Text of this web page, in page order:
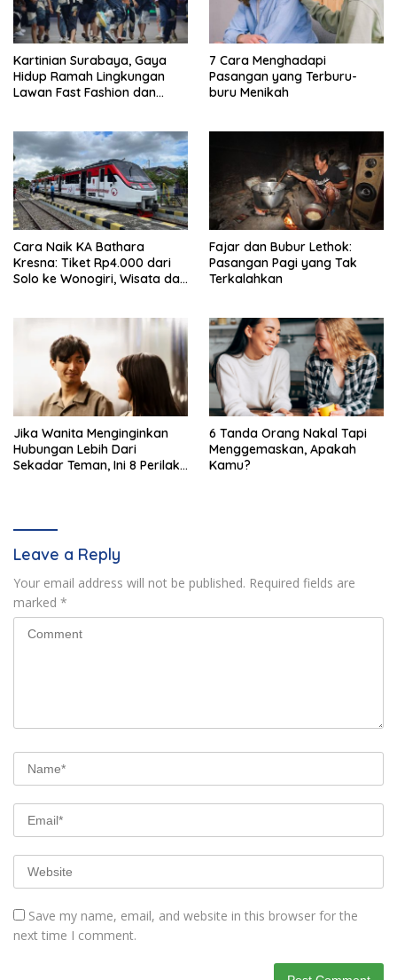
Kartinian Surabaya, Gaya
Hidup Ramah Lingkungan
Lawan Fast Fashion dan
7 Cara Menghadapi
Pasangan yang Terburu-
buru Menikah
Cara Naik KA Bathara
Kresna: Tiket Rp4.000 dari
Solo ke Wonogiri, Wisata dan
Fajar dan Bubur Lethok:
Pasangan Pagi yang Tak
Terkalahkan
Jika Wanita Menginginkan
Hubungan Lebih Dari
Sekadar Teman, Ini 8 Perilaku
6 Tanda Orang Nakal Tapi
Menggemaskan, Apakah
Kamu?
Leave a Reply
Your email address will not be published. Required fields are
marked *
Save my name, email, and website in this browser for the
next time I comment.